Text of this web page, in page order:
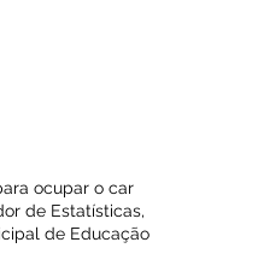
ocupar o car
de Estatísticas,
de Educação